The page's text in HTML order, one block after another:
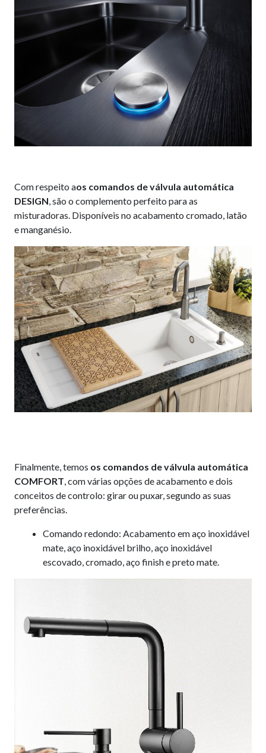
Com respeito aos comandos de válvula automática
DESIGN, são o complemento perfeito para as
misturadoras. Disponíveis no acabamento cromado, latão
e manganésio.
Finalmente, temos os comandos de válvula automática
COMFORT, com várias opções de acabamento e dois
conceitos de controlo: girar ou puxar, segundo as suas
preferências.
Comando redondo: Acabamento em aço inoxidável
mate, aço inoxidável brilho, aço inoxidável
escovado, cromado, aço finish e preto mate.